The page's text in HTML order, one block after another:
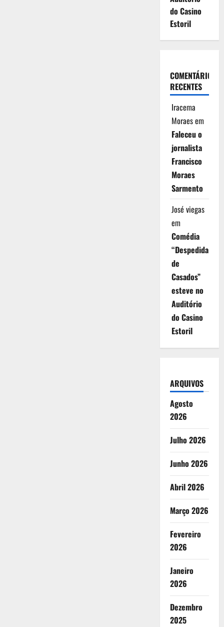
do Casino
Estoril
COMENTÁRIOS
RECENTES
Iracema
Moraesem
Faleceu o
jornalista
Francisco
Moraes
Sarmento
José viegas
em
Comédia
“Despedida
de
Casados”
esteve no
Auditório
do Casino
Estoril
ARQUIVOS
Agosto
2026
Julho 2026
Junho 2026
Abril 2026
Março 2026
Fevereiro
2026
Janeiro
2026
Dezembro
2025